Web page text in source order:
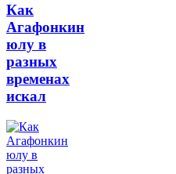
Как
Агафонкин
юлу в
разных
временах
искал